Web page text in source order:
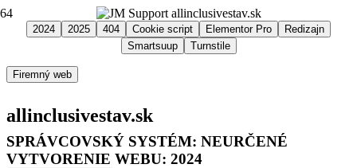
2024 2025 404 Cookie script Elementor Pro
Redizajn
Smartsuup
Turnstile
Firemný web
allinclusivestav.sk
SPRÁVCOVSKÝ SYSTÉM: NEURČENÉ
VYTVORENIE WEBU: 2024